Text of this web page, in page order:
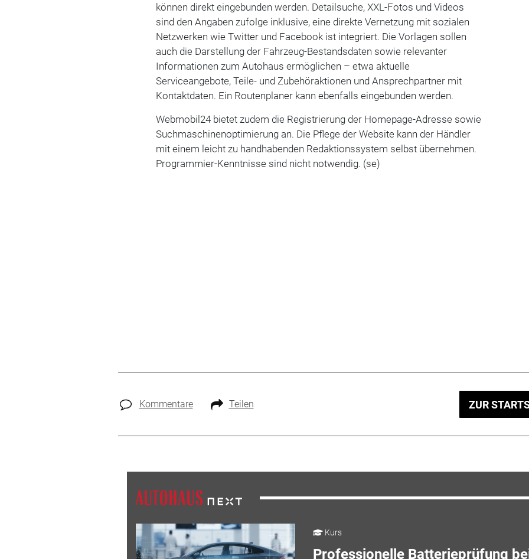
können direkt eingebunden werden. Detailsuche, XXL-Fotos und Videos
sind den Angaben zufolge inklusive, eine direkte Vernetzung mit sozialen
Netzwerken wie Twitter und Facebook ist integriert. Die Vorlagen sollen
auch die Darstellung der Fahrzeug-Bestandsdaten sowie relevanter
Informationen zum Autohaus ermöglichen – etwa aktuelle
Serviceangebote, Teile- und Zubehöraktionen und Ansprechpartner mit
Kontaktdaten. Ein Routenplaner kann ebenfalls eingebunden werden.
Webmobil24 bietet zudem die Registrierung der Homepage-Adresse sowie
Suchmaschinenoptimierung an. Die Pflege der Website kann der Händler
mit einem leicht zu handhabenden Redaktionssystem selbst übernehmen.
Programmier-Kenntnisse sind nicht notwendig. (se)
Kommentare Teilen ZUR
Kurs
Professionelle Batterieprüfung